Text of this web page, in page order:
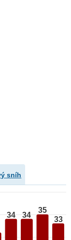
sníh
34 34
35
33